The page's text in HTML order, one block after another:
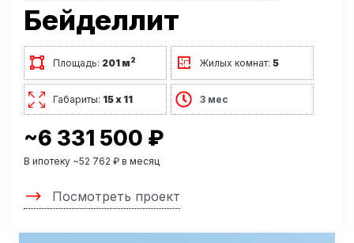
Бейделлит
Площадь: 201 м2 Жилых комнат:5
Габариты: 15 х 11 3 мес
~6 331 500 ₽
В ипотеку ~52 762 ₽ в месяц
Посмотреть проект